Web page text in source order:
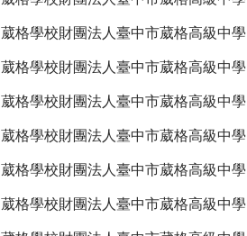
葳格學校財團法人臺中市葳格高級中學
葳格學校財團法人臺中市葳格高級中學
葳格學校財團法人臺中市葳格高級中學
葳格學校財團法人臺中市葳格高級中學
葳格學校財團法人臺中市葳格高級中學
葳格學校財團法人臺中市葳格高級中學